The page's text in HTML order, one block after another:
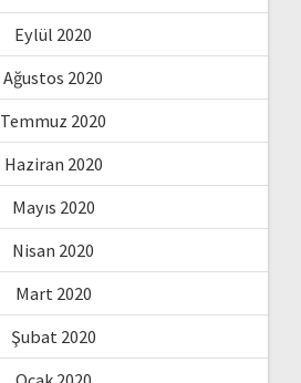
Eylül 2020
Ağustos 2020
Temmuz 2020
Haziran 2020
Mayıs 2020
Nisan 2020
Mart 2020
Şubat 2020